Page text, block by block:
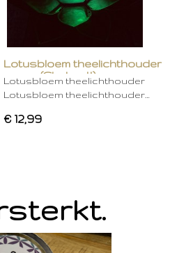
Lotusbloem theelichthouder
groen (Chakra 4)
Lotusbloem theelichthouder
Lotusbloem theelichthouder…
€ 12,99